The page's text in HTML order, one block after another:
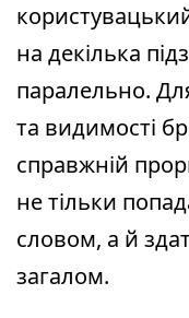
на декілька
паралельно.
та видимості
справжній
не тільки
словом, а й
загалом.